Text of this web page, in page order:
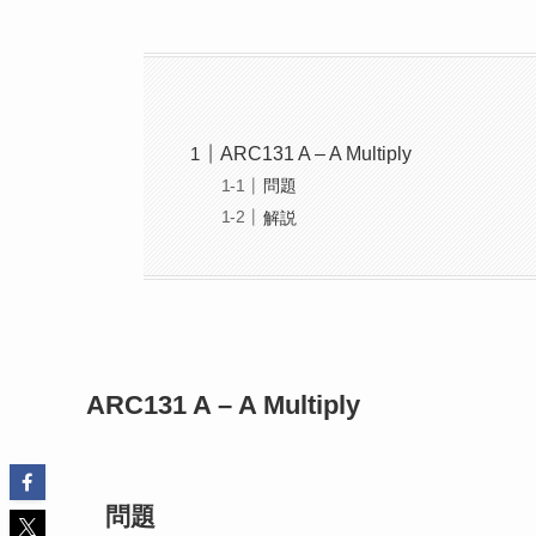
ARC131 A – A Multiply
問題
解説
ARC131 A – A Multiply
問題